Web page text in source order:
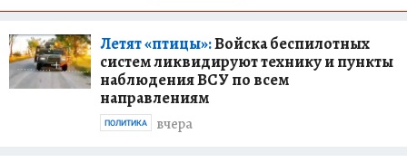
Летят «птицы»:Войска беспилотных
систем ликвидируют технику и пункты
наблюдения ВСУ по всем
направлениям
вчера
ПОЛИТИКА